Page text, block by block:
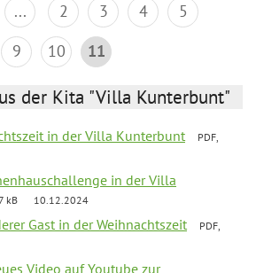
... 2 3 4
5
9 10 11
der Kita "Villa Kunterbunt"
in der Villa Kunterbunt
PDF,
in der Villa
kB 10.12.2024
Gast in der Weihnachtszeit
PDF,
Video auf Youtube zur